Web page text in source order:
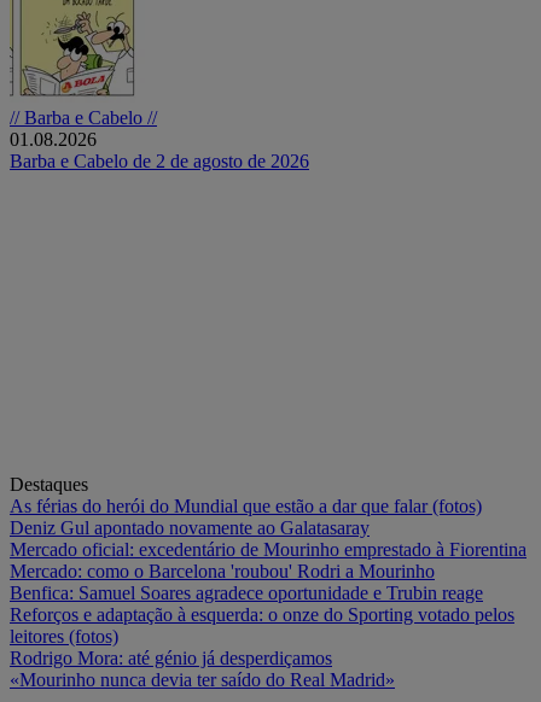
// Barba e Cabelo //
01.08.2026
Barba e Cabelo de 2 de agosto de 2026
Destaques
As férias do herói do Mundial que estão a dar que falar (fotos)
Deniz Gul apontado novamente ao Galatasaray
Mercado oficial: excedentário de Mourinho emprestado à Fiorentina
Mercado: como o Barcelona 'roubou' Rodri a Mourinho
Benfica: Samuel Soares agradece oportunidade e Trubin reage
Reforços e adaptação à esquerda: o onze do Sporting votado pelos
leitores (fotos)
Rodrigo Mora: até génio já desperdiçamos
«Mourinho nunca devia ter saído do Real Madrid»